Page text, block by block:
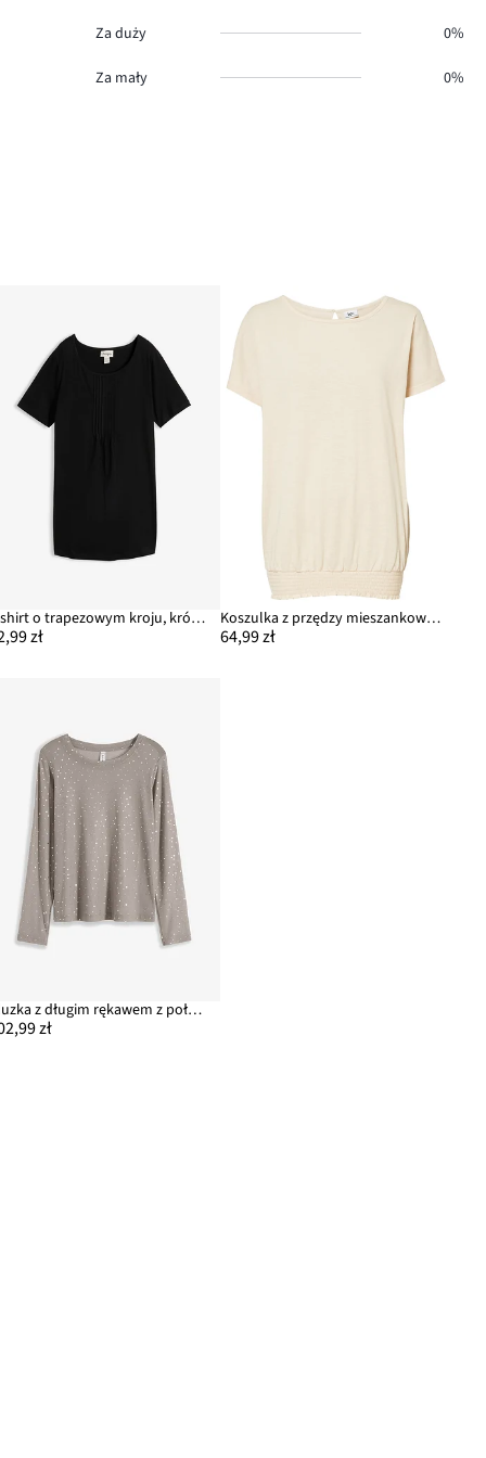
Za duży 0%
Za mały 0%
T-shirt o trapezowym kroju, krótki rękaw
zł
Koszulka z przędzy mieszankowej z marszczeniem w talii, z bawełny organicznej
64,99 zł
Bluzka z długim rękawem z połyskującej siateczki
zł